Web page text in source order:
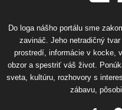
Do loga nášho portálu sme
zavináč. Jeho netradičný
prostredí, informácie v kocke,
obzor a spestriť váš život.
sveta, kultúru, rozhovory s
zábavu,